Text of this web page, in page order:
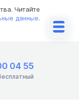
Читайте
данные.
04 55